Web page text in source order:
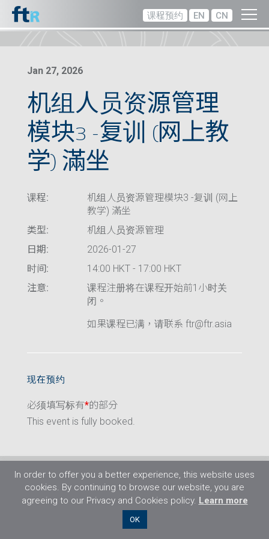
课程预约 EN CN
Jan 27, 2026
机组人员资源管理
模块3 -复训 (网上教
学) 滿坐
课程:
机组人员资源管理模块3 -复训 (网上
教学) 滿坐
类型:
机组人员资源管理
日期:
2026-01-27
时间:
14:00 HKT - 17:00 HKT
注意:
课程注册将在课程开始前1小时关
闭。
如果课程已满，请联系 ftr@ftr.asia
现在预约
必须填写标有*的部分
This event is fully booked.
©2026 Flight Training Resources Limited. 保
In order to offer you a better experience, this website uses
cookies. By continuing to browse our website, you are
agreeing to our Privacy and Cookies policy. Learn more
OK